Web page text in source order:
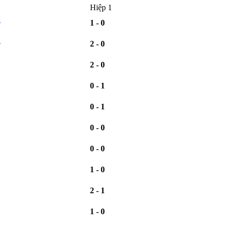
Hiệp 1
1 - 0
2 - 0
2 - 0
0 - 1
0 - 1
0 - 0
0 - 0
1 - 0
2 - 1
1 - 0